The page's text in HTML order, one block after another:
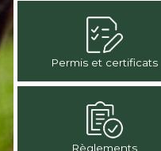
Permis et certificats
Règlements